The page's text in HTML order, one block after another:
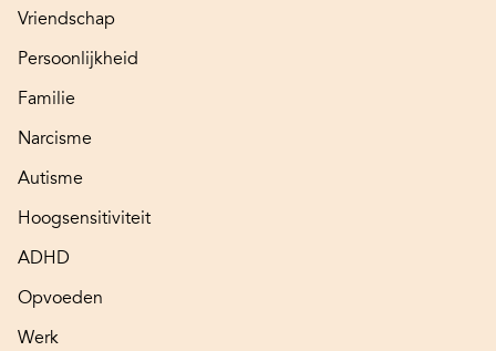
Vriendschap
Persoonlijkheid
Familie
Narcisme
Autisme
Hoogsensitiviteit
ADHD
Opvoeden
Werk